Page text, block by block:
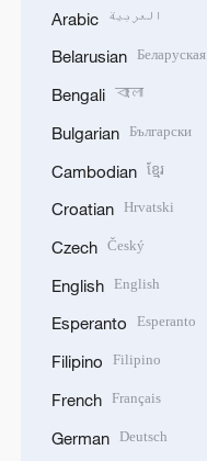
Arabic العربية
Belarusian Беларуская
Bengali বাংলা
Bulgarian Български
Cambodian ខ្មែរ
Croatian Hrvatski
Czech Český
English English
Esperanto Esperanto
Filipino Filipino
French Français
German Deutsch